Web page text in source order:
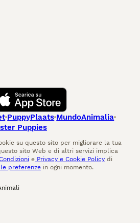
PuppyPlaats MundoAnimalia
Puppies
su questo sito per migliorare la tua
sito Web e di altri servizi implica
e Privacy e Cookie Policy di
preferenze in ogni momento.